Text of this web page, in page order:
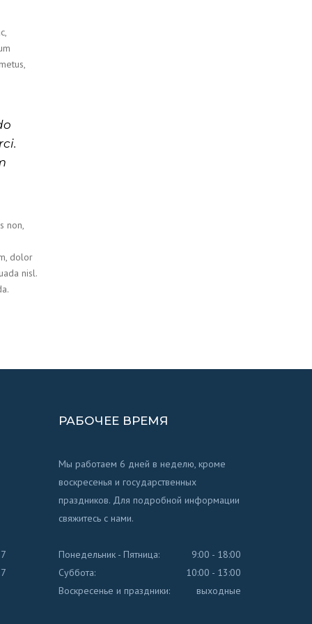
non,
dolor
nisl.
РАБОЧЕЕ ВРЕМЯ
Мы работаем 6 дней в неделю, кроме
воскресенья и государственных
праздников. Для подробной информации
свяжитесь с нами.
Понедельник - Пятница:
9:00 - 18:00
Суббота:
10:00 - 13:00
Воскресенье и праздники:
выходные